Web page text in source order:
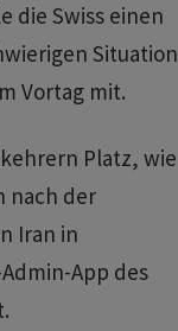
die Swiss einen
Situation
Vortag mit.
Platz, wie
nach der
Iran in
App des